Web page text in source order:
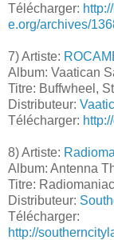
Télécharger:
e.org/archives/
7) Artiste:
Album: Vaatican
Titre: Buffwheel,
Distributeur:
Télécharger:
8) Artiste:
Album: Antenna
Titre: Radiomaniac
Distributeur:
Télécharger:
http://